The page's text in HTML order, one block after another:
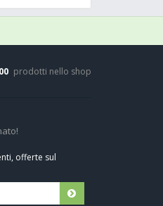
prodotti nello shop
offerte sul